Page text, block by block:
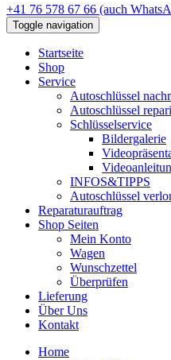
+41 76 578 67 66 (auch
Toggle navigation
Startseite
Shop
Service
Autoschlüssel
Autoschlüssel
Schlüsselservice
Bildergalerie
INFOS&TIPPS
Autoschlüssel
Reparaturauftrag
Shop Seiten
Mein Konto
Wagen
Wunschzettel
Überprüfen
Lieferung
Über Uns
Kontakt
Home